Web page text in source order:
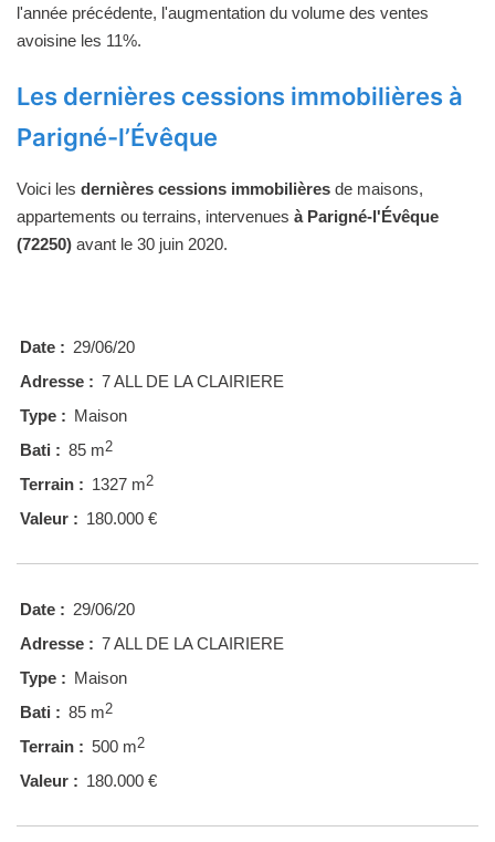
l'année précédente, l'augmentation du volume des ventes
avoisine les 11%.
Les dernières cessions immobilières à
Parigné-l’Évêque
Voici les dernières cessions immobilières de maisons,
appartements ou terrains, intervenues à Parigné-l'Évêque
(72250) avant le 30 juin 2020.
Date : 29/06/20
Adresse : 7 ALL DE LA CLAIRIERE
Type : Maison
Bati : 85 m2
Terrain : 1327 m2
Valeur : 180.000 €
Date : 29/06/20
Adresse : 7 ALL DE LA CLAIRIERE
Type : Maison
Bati : 85 m2
Terrain : 500 m2
Valeur : 180.000 €